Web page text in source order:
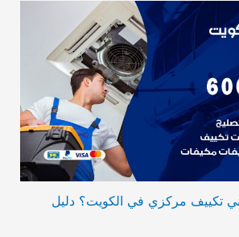
تكييف مركزي في الكويت؟ دليل